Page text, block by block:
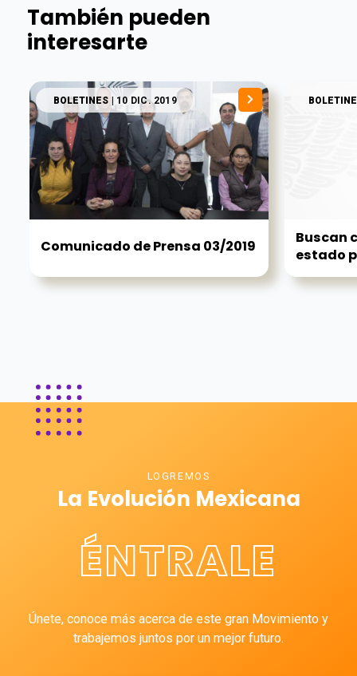
También pueden
interesarte
BOLETINES | 10 DIC. 2019
Comunicado de Prensa 03/2019
Buscan
estado
LOGREMOS
La Evolución Mexicana
ÉNTRALE
Únete, conoce más acerca de este gran Movimiento y
trabajemos juntos por un mejor futuro.